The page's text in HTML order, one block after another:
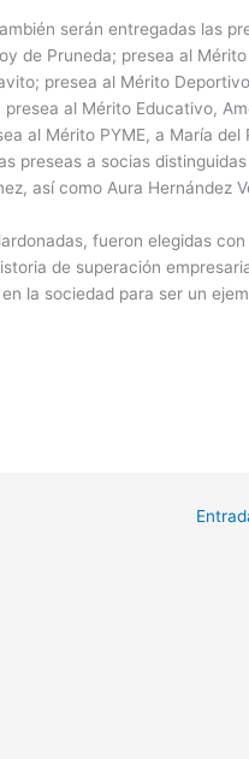
serán entregadas las
de Pruneda; presea al Mérito
presea al Mérito
presea al Mérito Educativo,
al Mérito PYME, a María del
preseas a socias
así como Aura Hernández
fueron elegidas con
de superación
la sociedad para ser un